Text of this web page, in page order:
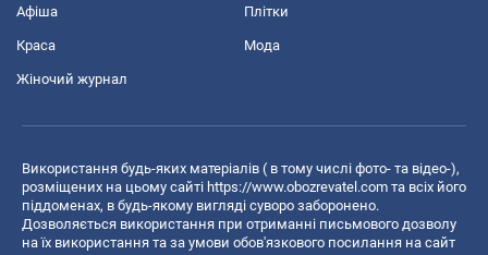
Афіша Плітки
Краса Мода
Жіночий журнал
Використання будь-яких матеріалів ( в тому числі фото- та відео-),
розміщених на цьому сайті https://www.obozrevatel.com та всіх його
піддоменах, в будь-якому вигляді суворо заборонено.
Дозволяється використання при отриманні письмового дозволу
на їх використання та за умови обов'язкового посилання на сайт